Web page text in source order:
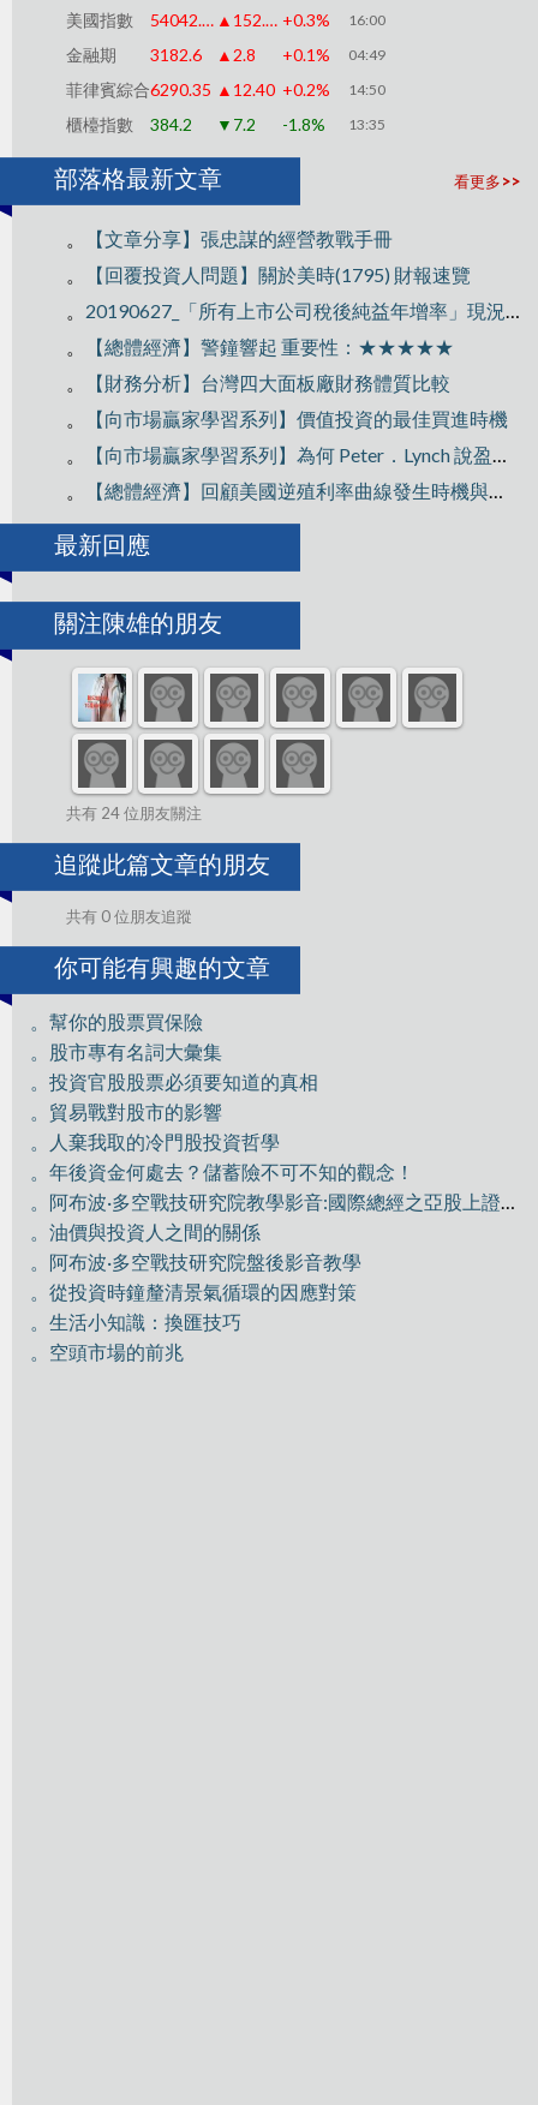
美國指數 54042.39 ▲152.00 +0.3% 16:00
金融期 3182.6 ▲2.8 +0.1% 04:49
菲律賓綜合6290.35 ▲12.40 +0.2% 14:50
櫃檯指數 384.2 ▼7.2 -1.8% 13:35
看更多>>
部落格最新文章
。
【文章分享】張忠謀的經營教戰手冊
。
【回覆投資人問題】關於美時(1795) 財報速覽
。 20190627_「所有上市公司稅後純益年增率」現況追蹤
。
【總體經濟】警鐘響起 重要性：★★★★★
。
【財務分析】台灣四大面板廠財務體質比較
。
【向市場贏家學習系列】價值投資的最佳買進時機
。
【向市場贏家學習系列】為何 Peter．Lynch 說盈餘表現平平的公司，偶爾也會……
。
【總體經濟】回顧美國逆殖利率曲線發生時機與台股相對應關係
最新回應
關注陳雄的朋友
共有 24 位朋友關注
追蹤此篇文章的朋友
共有 0 位朋友追蹤
你可能有興趣的文章
。幫你的股票買保險
。股市專有名詞大彙集
。投資官股股票必須要知道的真相
。貿易戰對股市的影響
。人棄我取的冷門股投資哲學
。年後資金何處去？儲蓄險不可不知的觀念！
。阿布波·多空戰技研究院教學影音:國際總經之亞股上證分析
。油價與投資人之間的關係
。阿布波·多空戰技研究院盤後影音教學
。從投資時鐘釐清景氣循環的因應對策
。生活小知識：換匯技巧
。空頭市場的前兆